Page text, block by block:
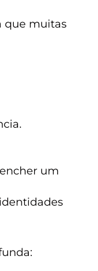
que muitas
um